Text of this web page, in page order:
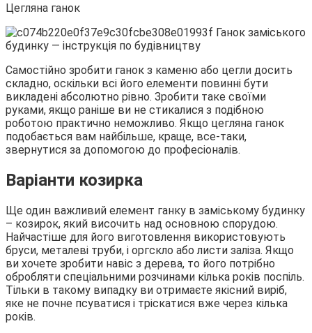
Цегляна ганок
Самостійно зробити ганок з каменю або цегли досить
складно, оскільки всі його елементи повинні бути
викладені абсолютно рівно. Зробити таке своїми
руками, якщо раніше ви не стикалися з подібною
роботою практично неможливо. Якщо цегляна ганок
подобається вам найбільше, краще, все-таки,
звернутися за допомогою до професіоналів.
Варіанти козирка
Ще один важливий елемент ганку в заміському будинку
– козирок, який височить над основною спорудою.
Найчастіше для його виготовлення використовують
бруси, металеві труби, і оргскло або листи заліза. Якщо
ви хочете зробити навіс з дерева, то його потрібно
обробляти спеціальними розчинами кілька років поспіль.
Тільки в такому випадку ви отримаєте якісний виріб,
яке не почне псуватися і тріскатися вже через кілька
років.